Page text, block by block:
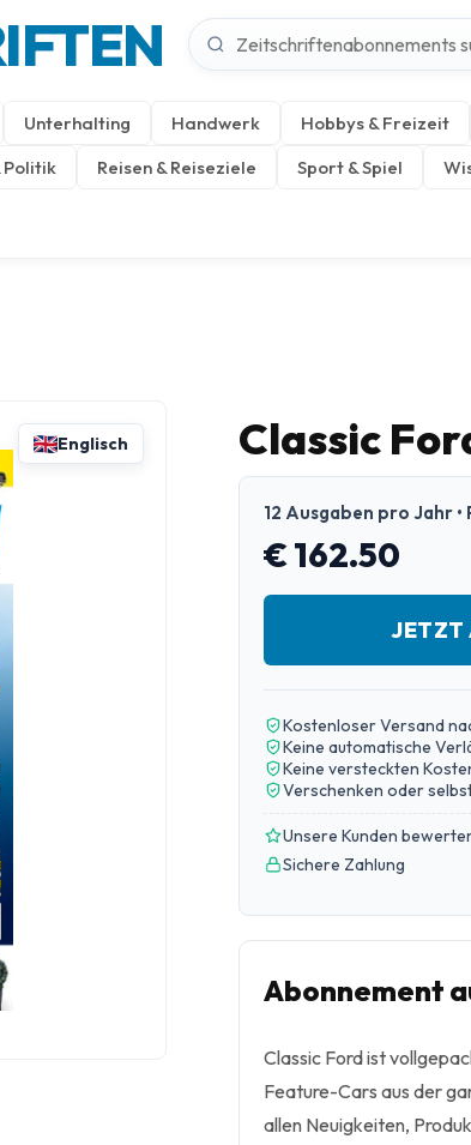
Unterhalting Handwerk
Hobbys & Freizeit
Politik Reisen & Reiseziele Sport & Spiel
Englisch Classic
12 Ausgaben pro Jahr
€ 162.50
JETZT
Kostenloser Versand
Keine automatische
Keine versteckten
Verschenken oder
Unsere Kunden
Sichere Zahlung
Abonnement
Classic Ford ist
Feature-Cars aus der
allen Neuigkeiten,